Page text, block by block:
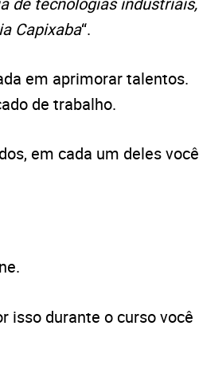
Capixaba“.
em aprimorar talentos.
de trabalho.
em cada um deles você
isso durante o curso você